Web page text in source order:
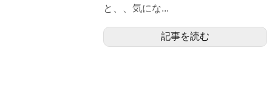
と、、気にな...
記事を読む